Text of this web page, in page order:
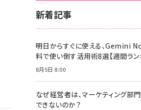
z世代 (1617)
meo (1274)
新着記事
明日からすぐに使える、Gemini
料で使い倒す活用術8選【週間ラン
8月5日 8:00
なぜ経営者は、マーケティング部
できないのか？